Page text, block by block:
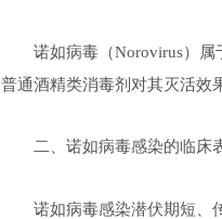
诺如病毒（Norovirus）属
普通酒精类消毒剂对其灭活效
二、诺如病毒感染的临床
诺如病毒感染潜伏期短、